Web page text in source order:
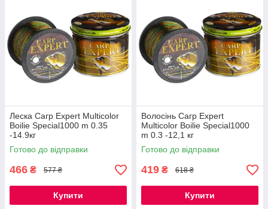
Леска Сагр Expert Multicolor
Boilie Special1000 m 0.35
-14.9кг
Готово до відправки
466 ₴ 577 ₴
Купити
Волосінь Сагр Expert
Multicolor Boilie Special1000
m 0.3 -12,1 кг
Готово до відправки
419 ₴ 618 ₴
Купити